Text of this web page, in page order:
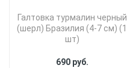
Галтовка турмалин черный
(шерл) Бразилия (4-7 см) (1
шт)
690 руб.